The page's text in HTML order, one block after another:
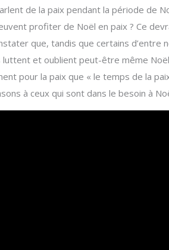
de la paix pendant la période de
profiter de Noël en paix ? Ce
que, tandis que certains d’entre
luttent et oublient peut-être même
pour la paix que « le temps de la
à ceux qui sont dans le besoin à